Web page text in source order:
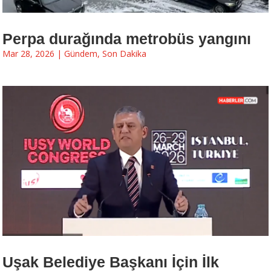
Perpa durağında metrobüs yangını
Mar 28, 2026 | Gündem, Son Dakika
Uşak Belediye Başkanı İçin İlk